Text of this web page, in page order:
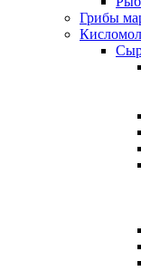
Грибы